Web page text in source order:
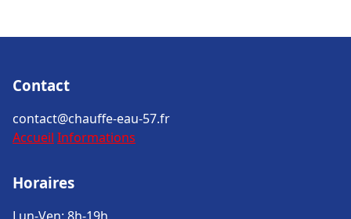
Contact
contact@chauffe-eau-57.fr
Accueil Informations
Horaires